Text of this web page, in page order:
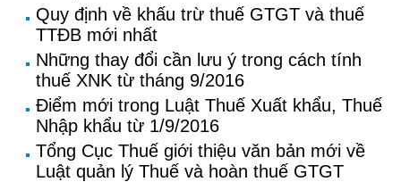
Quy định về khấu trừ thuế GTGT và thuế
TTĐB mới nhất
Những thay đổi cần lưu ý trong cách tính
thuế XNK từ tháng 9/2016
Điểm mới trong Luật Thuế Xuất khẩu, Thuế
Nhập khẩu từ 1/9/2016
Tổng Cục Thuế giới thiệu văn bản mới về
Luật quản lý Thuế và hoàn thuế GTGT